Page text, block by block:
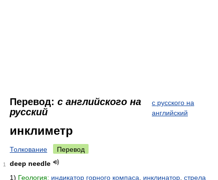
Перевод: с английского на
русский
с русского на
английский
инклиметр
Толкование Перевод
1
deep needle
1) Геология: индикатор горного компаса инклинатор стрела